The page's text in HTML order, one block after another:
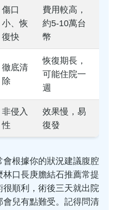
傷口
小、恢
復快
費用較高，
約5-10萬台
幣
徹底清
除
恢復期長，
可能住院一
週
非侵入
性
效果慢，易
復發
根據你的狀況建議腹腔
口長庚膽結石推薦常提
順利，術後三天就出院
會兒有點難受。記得問清